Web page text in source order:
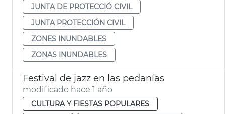
JUNTA DE PROTECCIÓ CIVIL
JUNTA PROTECCIÓN CIVIL
ZONES INUNDABLES
ZONAS INUNDABLES
Festival de jazz en las pedanías
modificado hace 1 año
CULTURA Y FIESTAS POPULARES